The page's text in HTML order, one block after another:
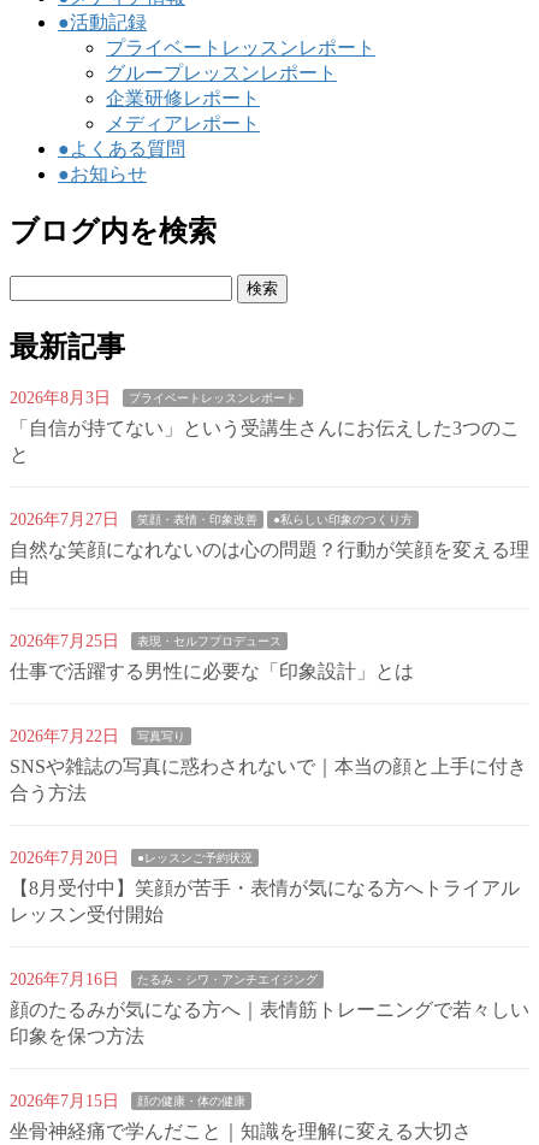
●活動記録
プライベートレッスンレポート
グループレッスンレポート
企業研修レポート
メディアレポート
●よくある質問
●お知らせ
ブログ内を検索
最新記事
2026年8月3日 プライベートレッスンレポート
「自信が持てない」という受講生さんにお伝えした3つのこ
と
2026年7月27日 笑顔・表情・印象改善 ●私らしい印象のつくり方
自然な笑顔になれないのは心の問題？行動が笑顔を変える理
由
2026年7月25日 表現・セルフプロデュース
仕事で活躍する男性に必要な「印象設計」とは
2026年7月22日 写真写り
SNSや雑誌の写真に惑わされないで｜本当の顔と上手に付き
合う方法
2026年7月20日 ●レッスンご予約状況
【8月受付中】笑顔が苦手・表情が気になる方へトライアル
レッスン受付開始
2026年7月16日 たるみ・シワ・アンチエイジング
顔のたるみが気になる方へ｜表情筋トレーニングで若々しい
印象を保つ方法
2026年7月15日 顔の健康・体の健康
坐骨神経痛で学んだこと｜知識を理解に変える大切さ